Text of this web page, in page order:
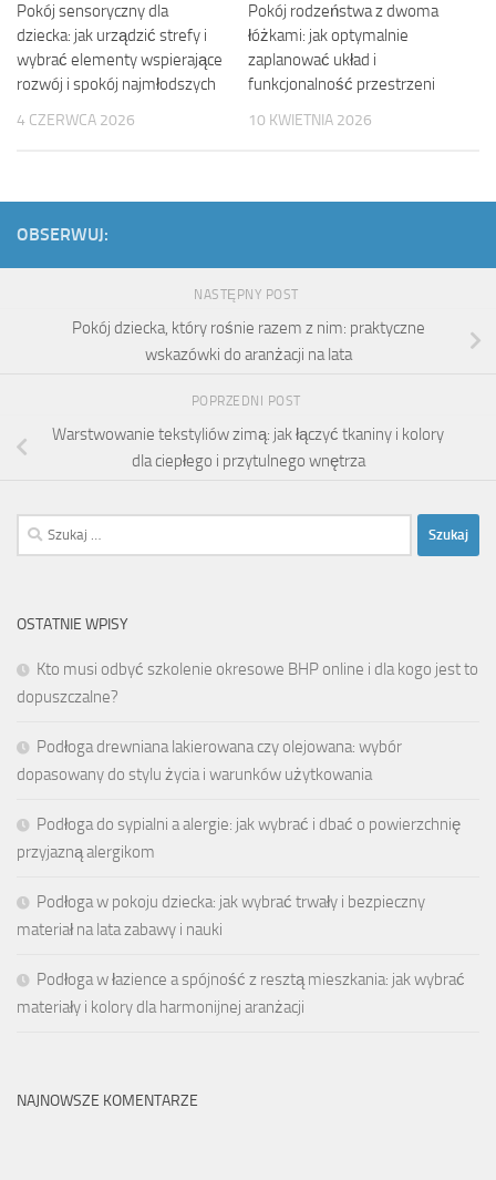
Pokój sensoryczny dla
dziecka: jak urządzić strefy i
wybrać elementy wspierające
rozwój i spokój najmłodszych
4 CZERWCA 2026
Pokój rodzeństwa z dwoma
łóżkami: jak optymalnie
zaplanować układ i
funkcjonalność przestrzeni
10 KWIETNIA 2026
OBSERWUJ:
NASTĘPNY POST
Pokój dziecka, który rośnie razem z nim: praktyczne
wskazówki do aranżacji na lata
POPRZEDNI POST
Warstwowanie tekstyliów zimą: jak łączyć tkaniny i kolory
dla ciepłego i przytulnego wnętrza
Szukaj:
OSTATNIE WPISY
Kto musi odbyć szkolenie okresowe BHP online i dla kogo jest to
dopuszczalne?
Podłoga drewniana lakierowana czy olejowana: wybór
dopasowany do stylu życia i warunków użytkowania
Podłoga do sypialni a alergie: jak wybrać i dbać o powierzchnię
przyjazną alergikom
Podłoga w pokoju dziecka: jak wybrać trwały i bezpieczny
materiał na lata zabawy i nauki
Podłoga w łazience a spójność z resztą mieszkania: jak wybrać
materiały i kolory dla harmonijnej aranżacji
NAJNOWSZE KOMENTARZE